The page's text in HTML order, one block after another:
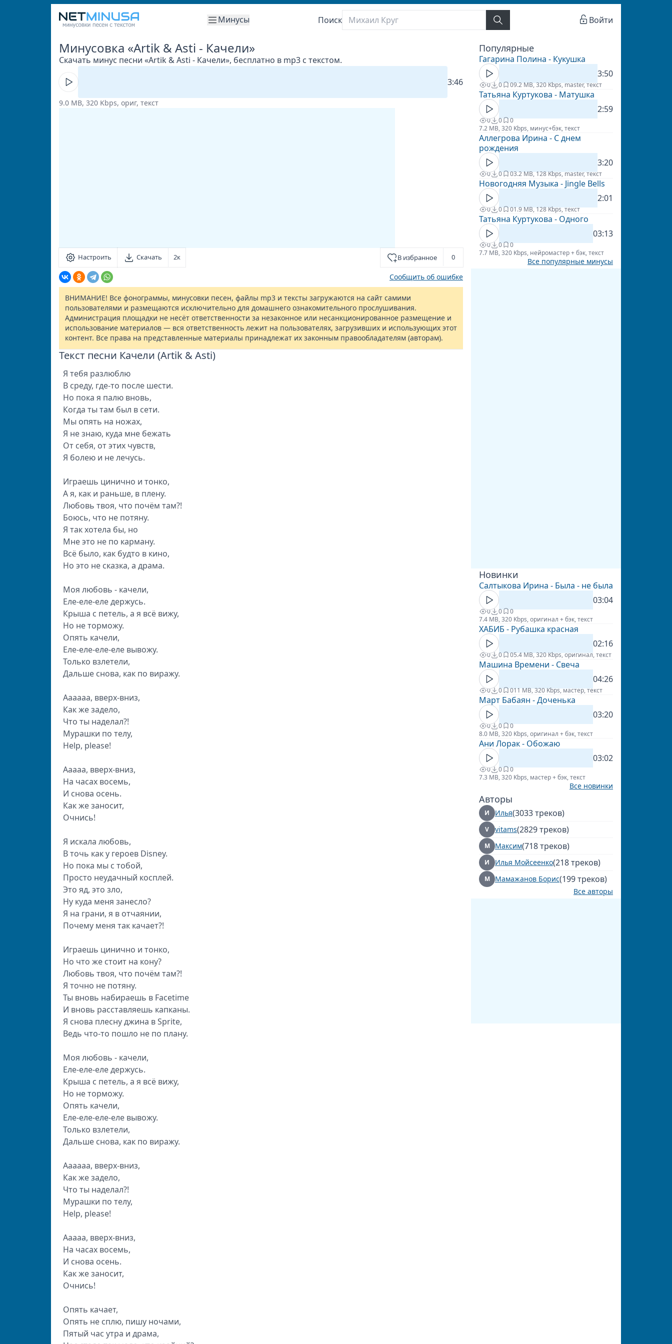
Минусы Поиск Войти
Минусовка «Artik & Asti - Качели»
Скачать минус песни «Artik & Asti - Качели», бесплатно в mp3 с текстом.
3:46
9.0 MB, 320 Kbps, ориг, текст
Настроить Скачать 2к В избранное 0
Сообщить об ошибке
ВНИМАНИЕ! Все фонограммы, минусовки песен, файлы mp3 и тексты загружаются на сайт самими
пользователями и размещаются исключительно для домашнего ознакомительного прослушивания.
Администрация площадки не несёт ответственности за незаконное или несанкционированное размещение и
использование материалов — вся ответственность лежит на пользователях, загрузивших и использующих этот
контент. Все права на представленные материалы принадлежат их законным правообладателям (авторам).
Текст песни Качели (Artik & Asti)
Я тебя разлюблю
В среду, где-то после шести.
Но пока я палю вновь,
Когда ты там был в сети.
Мы опять на ножах,
Я не знаю, куда мне бежать
От себя, от этих чувств,
Я болею и не лечусь.
Играешь цинично и тонко,
А я, как и раньше, в плену.
Любовь твоя, что почём там?!
Боюсь, что не потяну.
Я так хотела бы, но
Мне это не по карману.
Всё было, как будто в кино,
Но это не сказка, а драма.
Моя любовь - качели,
Еле-еле-еле держусь.
Крыша с петель, а я всё вижу,
Но не торможу.
Опять качели,
Еле-еле-еле-еле вывожу.
Только взлетели,
Дальше снова, как по виражу.
Аааааа, вверх-вниз,
Как же задело,
Что ты наделал?!
Мурашки по телу,
Help, please!
Ааааа, вверх-вниз,
На часах восемь,
И снова осень.
Как же заносит,
Очнись!
Я искала любовь,
В точь как у героев Disney.
Но пока мы с тобой,
Просто неудачный косплей.
Это яд, это зло,
Ну куда меня занесло?
Я на грани, я в отчаянии,
Почему меня так качает?!
Играешь цинично и тонко,
Но что же стоит на кону?
Любовь твоя, что почём там?!
Я точно не потяну.
Ты вновь набираешь в Facetime
И вновь расставляешь капканы.
Я снова плесну джина в Sprite,
Ведь что-то пошло не по плану.
Моя любовь - качели,
Еле-еле-еле держусь.
Крыша с петель, а я всё вижу,
Но не торможу.
Опять качели,
Еле-еле-еле-еле вывожу.
Только взлетели,
Дальше снова, как по виражу.
Аааааа, вверх-вниз,
Как же задело,
Что ты наделал?!
Мурашки по телу,
Help, please!
Ааааа, вверх-вниз,
На часах восемь,
И снова осень.
Как же заносит,
Очнись!
Опять качает,
Опять не сплю, пишу ночами,
Пятый час утра и драма,
Популярные
Гагарина Полина - Кукушка
3:50
0 0 09.2 MB, 320 Kbps, master, текст
Татьяна Куртукова - Матушка
2:59
0 0
0
7.2 MB, 320 Kbps, минус+бэк, текст
Аллегрова Ирина - С днем
рождения
3:20
0 0 03.2 MB, 128 Kbps, master, текст
Новогодняя Музыка - Jingle Bells
2:01
0 0 01.9 MB, 128 Kbps, текст
Татьяна Куртукова - Одного
03:13
0 0
0
7.7 MB, 320 Kbps, нейромастер + бэк, текст
Все популярные минусы
Новинки
Салтыкова Ирина - Была - не была
03:04
0 0
0
7.4 MB, 320 Kbps, оригинал + бэк, текст
ХАБИБ - Рубашка красная
02:16
0 0 05.4 MB, 320 Kbps, оригинал, текст
Машина Времени - Свеча
04:26
0 0 011 MB, 320 Kbps, мастер, текст
Март Бабаян - Доченька
03:20
0 0
0
8.0 MB, 320 Kbps, оригинал + бэк, текст
Ани Лорак - Обожаю
03:02
0 0
0
7.3 MB, 320 Kbps, мастер + бэк, текст
Все новинки
Авторы
И Илья(3033 треков)
V vitams(2829 треков)
М Максим(718 треков)
И Илья Мойсеенко(218 треков)
М Мамажанов Борис(199 треков)
Все авторы